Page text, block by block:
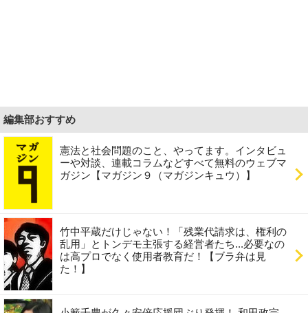
編集部おすすめ
憲法と社会問題のこと、やってます。インタビュ
ーや対談、連載コラムなどすべて無料のウェブマ
ガジン【マガジン９（マガジンキュウ）】
竹中平蔵だけじゃない！「残業代請求は、権利の
乱用」とトンデモ主張する経営者たち...必要なの
は高プロでなく使用者教育だ！【ブラ弁は見
た！】